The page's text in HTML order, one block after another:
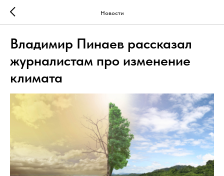
Новости
Владимир Пинаев рассказал
журналистам про изменение
климата